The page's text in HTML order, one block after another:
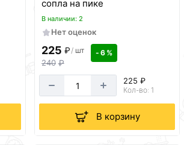
сопла на пике
В наличии: 2
Нет оценок
225 ₽/ шт
240 ₽
- 6 %
225 ₽
Кол-во: 1
В корзину